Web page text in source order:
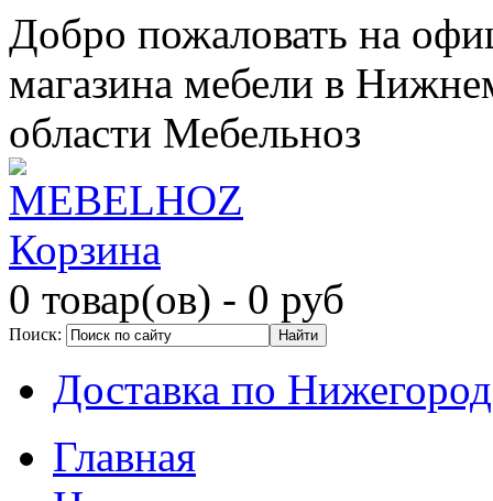
Добро пожаловать на
магазина мебели в
области Мебельноз
Корзина
0 товар(ов) - 0 руб
Поиск:
Доставка по
Главная